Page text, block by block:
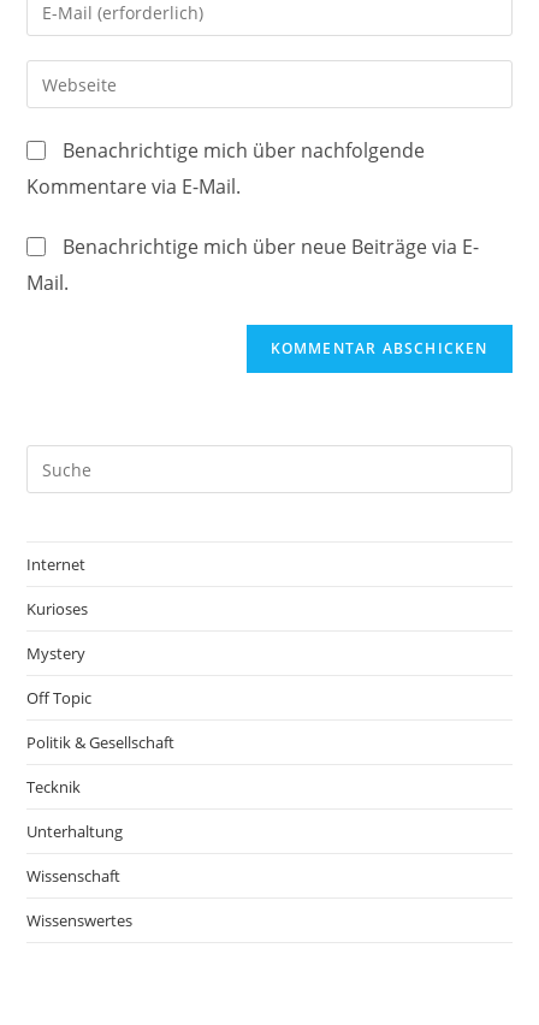
oder
Benutzernamen
zum
ein
deine
E-
Mail-
zum
Kommentieren
Gib
deine
Website-
URL
ein
Benachrichtige mich über nachfolgende
Kommentare via E-Mail.
Benachrichtige mich über neue Beiträge via E-
Mail.
Internet
Kurioses
Mystery
Off Topic
Politik & Gesellschaft
Tecknik
Unterhaltung
Wissenschaft
Wissenswertes